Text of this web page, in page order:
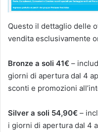
Questo il dettaglio delle
vendita esclusivamente
Bronze a soli 41€ –
giorni di apertura dal 4
sconti e promozioni
Silver a soli 54,90€ –
i giorni di apertura dal 4